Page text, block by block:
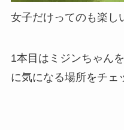
女子だけってのも楽し
1本目はミジンちゃん
に気になる場所をチェ